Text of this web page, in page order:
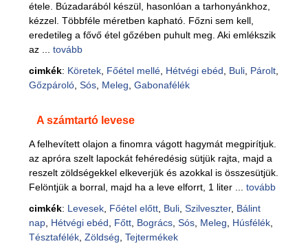
étele. Búzadarából készül, hasonlóan a tarhonyánkhoz,
kézzel. Többféle méretben kapható. Főzni sem kell,
eredetileg a fővő étel gőzében puhult meg. Aki emlékszik
az ... tovább
cimkék: Köretek, Főétel mellé, Hétvégi ebéd Buli, Párolt,
Gőzpároló, Sós, Meleg Gabonafélék
A számtartó levese
A felhevített olajon a finomra vágott hagymát megpirítjuk.
az apróra szelt lapockát fehéredésig sütjük rajta, majd a
reszelt zöldségekkel elkeverjük és azokkal is összesütjük.
Felöntjük a borral, majd ha a leve elforrt, 1 liter ... tovább
cimkék: Levesek, Főétel előtt, Buli, Szilveszter, Bálint
nap, Hétvégi ebéd Főtt, Bogrács, Sós, Meleg Húsfélék,
Tésztafélék, Zöldség Tejtermékek